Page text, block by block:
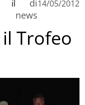
di
news
il 14/05/2012
Trofeo